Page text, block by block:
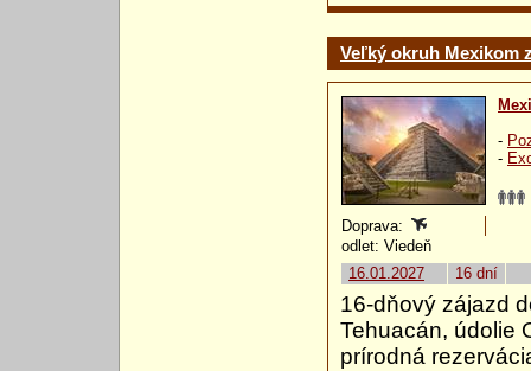
Veľký okruh Mexikom
-
-
Doprava:
odlet: Viedeň
16.01.2027
16 dní
16-dňový zájazd
Tehuacán, údolie
prírodná